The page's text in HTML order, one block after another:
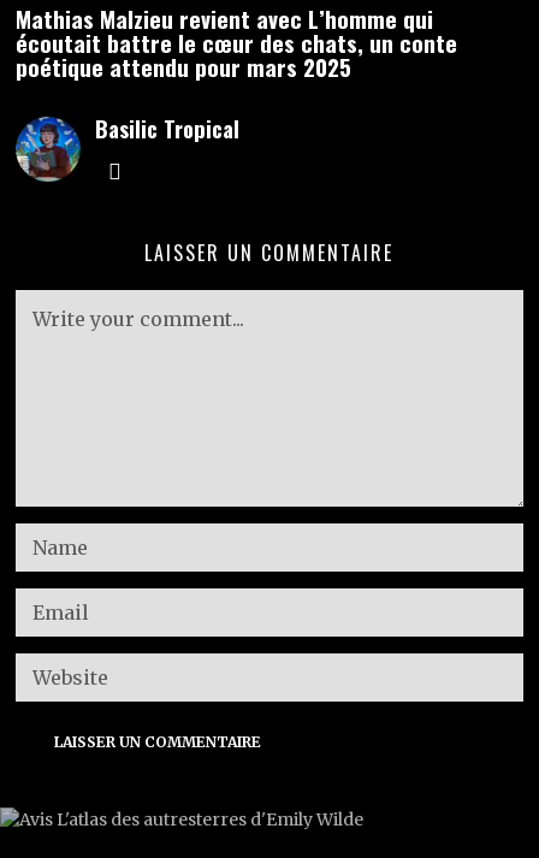
Mathias Malzieu revient avec L’homme qui
écoutait battre le cœur des chats, un conte
poétique attendu pour mars 2025
Basilic Tropical
LAISSER UN COMMENTAIRE